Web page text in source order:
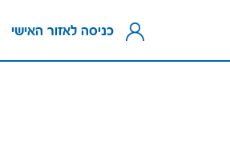
כניסה לאזור האישי